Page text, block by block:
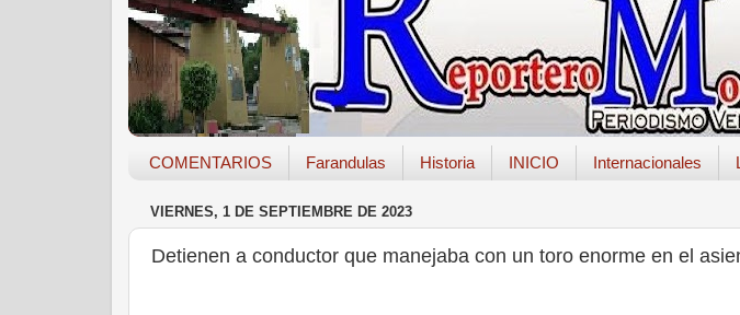
COMENTARIOS Farandulas Historia INICIO Internacionales
VIERNES, 1 DE SEPTIEMBRE DE 2023
Detienen a conductor que manejaba con un toro enorme en el